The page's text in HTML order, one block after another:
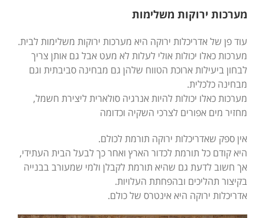
מערכות ירוקות משלימות
עוד פן של אדריכלות ירוקה היא מערכות ירוקות משלימות לבית.
מערכות כאלו יכולות אולי לעלות לא מעט אבל גם אותן צריך
לבחון ביעילות ארוכת הטווח שלהן גם מבחינה סביבתית וגם
מבחינה כלכלית.
מערכות כאלו יכולות להיות אנרגיה סולארית ליצירת חשמל,
מחזיר מים אפורים לצרכי השקיה וכדומה
אין ספק שאדריכלות ירוקה תורמת לכולם.
היא קודם כל תורמת לכדור הארץ ואחר כך לבעל הבית העתידי,
אך חשוב לדעת גם שהיא תורמת לקבלן ולמי שמעורב בבנייה
בקיצור תהליכים ובהפחתת העלויות.
אדריכלות ירוקה היא אינטרס של כולם.